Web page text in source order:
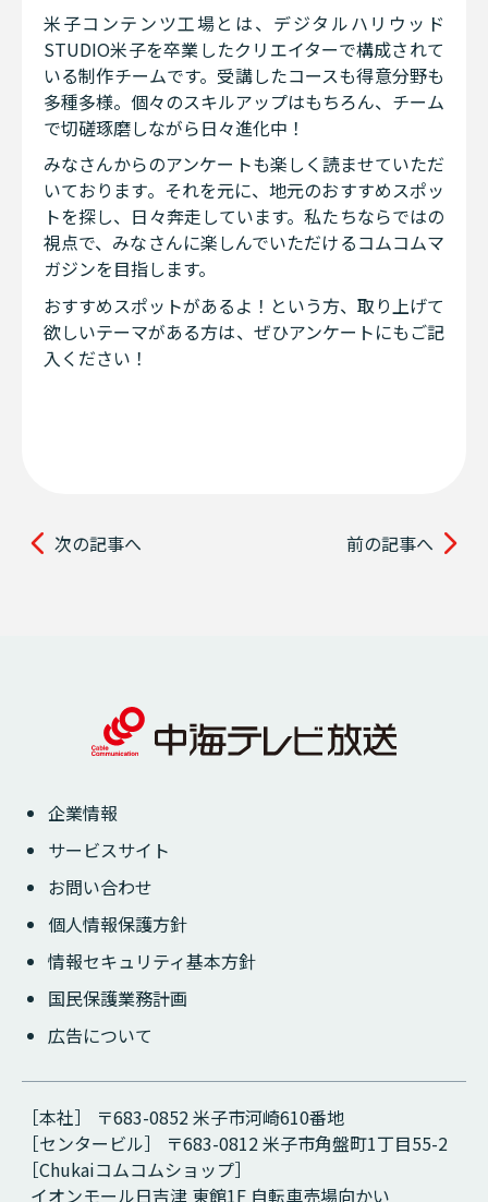
米子コンテンツ工場とは、デジタルハリウッド
STUDIO米子を卒業したクリエイターで構成されて
いる制作チームです。受講したコースも得意分野も
多種多様。個々のスキルアップはもちろん、チーム
で切磋琢磨しながら日々進化中！
みなさんからのアンケートも楽しく読ませていただ
いております。それを元に、地元のおすすめスポッ
トを探し、日々奔走しています。私たちならではの
視点で、みなさんに楽しんでいただけるコムコムマ
ガジンを目指します。
おすすめスポットがあるよ！という方、取り上げて
欲しいテーマがある方は、ぜひアンケートにもご記
入ください！
次の記事へ 前の記事へ
企業情報
サービスサイト
お問い合わせ
個人情報保護方針
情報セキュリティ基本方針
国民保護業務計画
広告について
［本社］ 〒683-0852 米子市河崎610番地
［センタービル］ 〒683-0812 米子市角盤町1丁目55-2
［Chukaiコムコムショップ］
イオンモール日吉津 東館1F 自転車売場向かい